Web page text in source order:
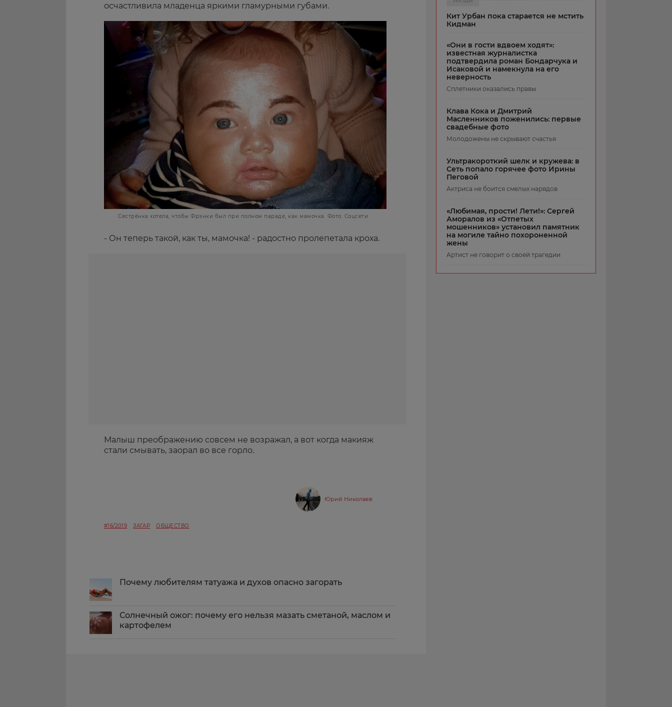
осчастливила младенца яркими гламурными губами.
Сестрёнка хотела, чтобы Фрэнки был при полном параде, как мамочка. Фото: Соцсети
- Он теперь такой, как ты, мамочка! - радостно пролепетала кроха.
Малыш преображению совсем не возражал, а вот когда макияж
стали смывать, заорал во все горло.
Юрий Николаев
#16/2019 ЗАГАР ОБЩЕСТВО
Почему любителям татуажа и духов опасно загорать
Солнечный ожог: почему его нельзя мазать сметаной, маслом и
картофелем
Кит Урбан пока старается не мстить
Кидман
«Они в гости вдвоем ходят»:
известная журналистка
подтвердила роман Бондарчука и
Исаковой и намекнула на его
неверность
Сплетники оказались правы
Клава Кока и Дмитрий
Масленников поженились: первые
свадебные фото
Молодожены не скрывают счастья
Ультракороткий шелк и кружева: в
Сеть попало горячее фото Ирины
Пеговой
Актриса не боится смелых нарядов
«Любимая, прости! Лети!»: Сергей
Аморалов из «Отпетых
мошенников» установил памятник
на могиле тайно похороненной
жены
Артист не говорит о своей трагедии